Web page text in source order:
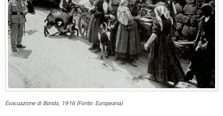
Evacuazione di Bondo, 1916 (Fonte: Europeana)